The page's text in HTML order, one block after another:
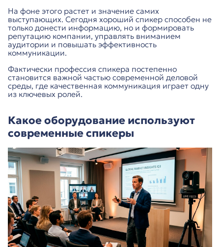
На фоне этого растет и значение самих
выступающих. Сегодня хороший спикер способен не
только донести информацию, но и формировать
репутацию компании, управлять вниманием
аудитории и повышать эффективность
коммуникации.
Фактически профессия спикера постепенно
становится важной частью современной деловой
среды, где качественная коммуникация играет одну
из ключевых ролей.
Какое оборудование используют
современные спикеры